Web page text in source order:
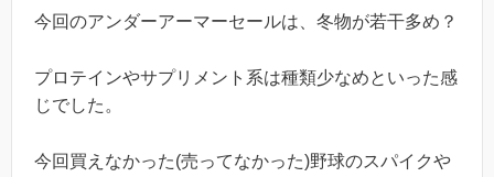
今回のアンダーアーマーセールは、冬物が若干多め？
プロテインやサプリメント系は種類少なめといった感
じでした。
今回買えなかった(売ってなかった)野球のスパイクや